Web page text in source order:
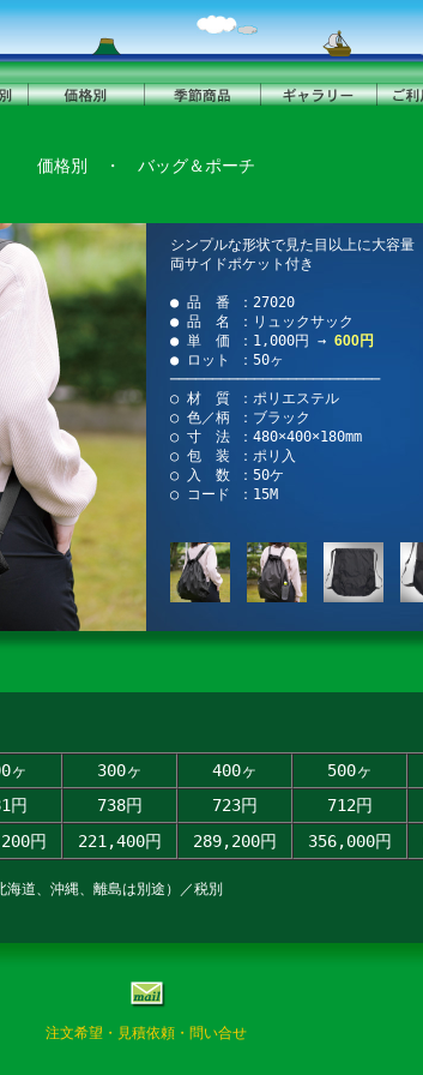
価格別 ・ バッグ＆ポーチ
シンプルな形状で見た目以上に大容量
両サイドポケット付き
● 品 番 ：27020
● 品 名 ：リュックサック
● 単 価 ：1,000円 → 600円
● ロット ：50ヶ
─────────────────────────
○ 材 質 ：ポリエステル
○ 色／柄 ：ブラック
○ 寸 法 ：480×400×180mm
○ 包 装 ：ポリ入
○ 入 数 ：50ケ
○ コード ：15M
ヶ 300ヶ 400ヶ 500ヶ
円 738円 723円 712円
円 221,400円 289,200円 356,000円
道、沖縄、離島は別途）／税別
注文希望・見積依頼・問い合せ